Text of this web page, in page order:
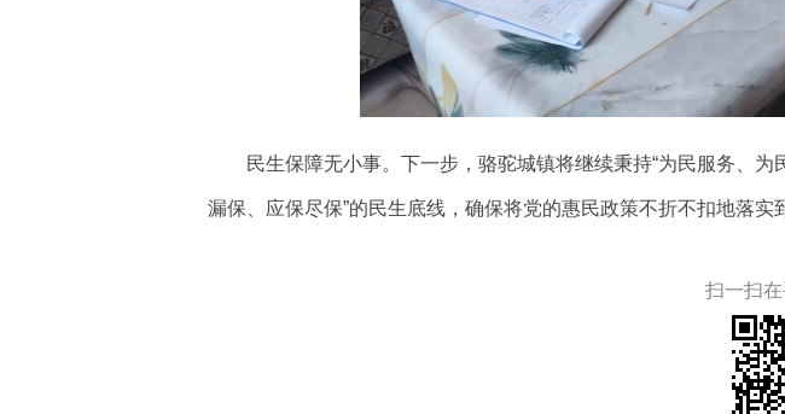
民生保障无小事。下一步，骆驼城镇将继续秉持“为民服务、
漏保、应保尽保”的民生底线，确保将党的惠民政策不折不扣地落
扫一扫